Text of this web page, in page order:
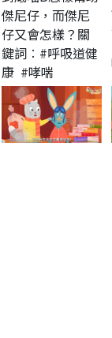
傑尼仔，而傑尼
仔又會怎樣？關
鍵詞︰#呼吸道健
康 #哮喘